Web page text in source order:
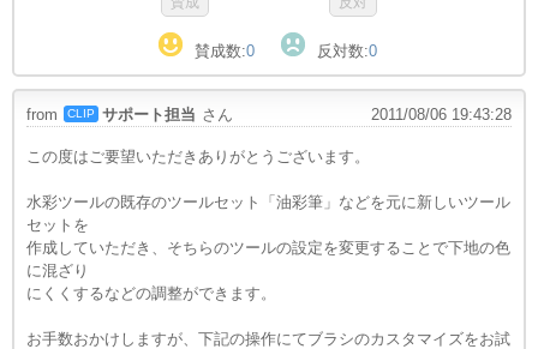
賛成数:0 反対数:0
from CLIP サポート担当 さん 2011/08/06 19:43:28
この度はご要望いただきありがとうございます。
水彩ツールの既存のツールセット「油彩筆」などを元に新しいツール
セットを
作成していただき、そちらのツールの設定を変更することで下地の色
に混ざり
にくくするなどの調整ができます。
お手数おかけしますが、下記の操作にてブラシのカスタマイズをお試